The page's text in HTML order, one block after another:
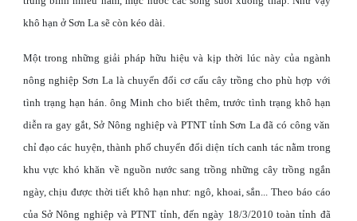
khô hạn ở Sơn La sẽ còn kéo dài.
Một trong những giải pháp hữu hiệu và kịp thời lúc này của ngành
nông nghiệp Sơn La là chuyển đổi cơ cấu cây trồng cho phù hợp với
tình trạng hạn hán. ông Minh cho biết thêm, trước tình trạng khô hạn
diễn ra gay gắt, Sở Nông nghiệp và PTNT tỉnh Sơn La đã có công văn
chỉ đạo các huyện, thành phố chuyển đổi diện tích canh tác nằm trong
khu vực khó khăn về nguồn nước sang trồng những cây trồng ngắn
ngày, chịu được thời tiết khô hạn như: ngô, khoai, sắn... Theo báo cáo
của Sở Nông nghiệp và PTNT tỉnh, đến ngày 18/3/2010 toàn tỉnh đã